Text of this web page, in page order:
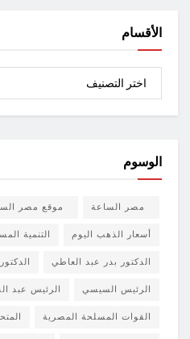
الأقسام
الوسوم
مصر الساعة موقع مصر
أسعار الذهب اليوم التنمية
الدكتور بدر عبد العاطي
الرئيس السيسي الرئيس عبد
القوات المسلحة المصرية